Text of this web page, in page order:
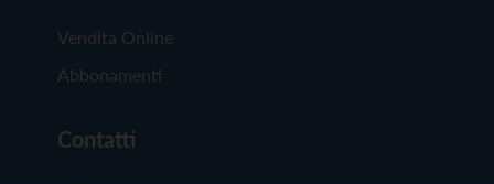
Vendita Online
Abbonamenti
Contatti